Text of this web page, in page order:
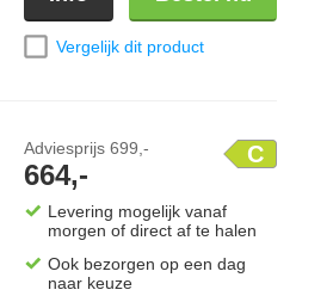
Vergelijk dit product
C
Adviesprijs 699,-
664,-
Levering mogelijk vanaf
morgen of direct af te halen
Ook bezorgen op een dag
naar keuze